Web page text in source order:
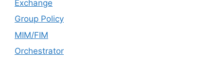
Exchange
Group Policy
MIM/FIM
Orchestrator